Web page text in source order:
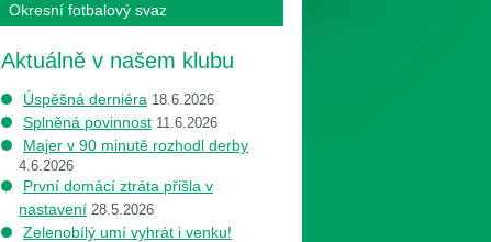
Okresní fotbalový svaz
Aktuálně v našem klubu
Úspěšná derniéra 18.6.2026
Splněná povinnost 11.6.2026
Majer v 90 minutě rozhodl derby
4.6.2026
První domácí ztráta přišla v
nastavení 28.5.2026
Zelenobílý umí vyhrát i venku!